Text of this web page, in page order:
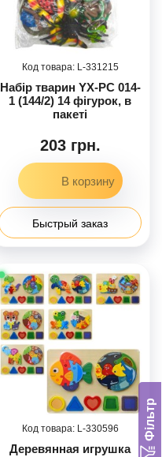
Фільтр
331215
Набір тварин YX-PC 014-
1 (144/2) 14 фігурок, в
пакеті
203 грн.
Быстрый заказ
330596
Деревянная игрушка